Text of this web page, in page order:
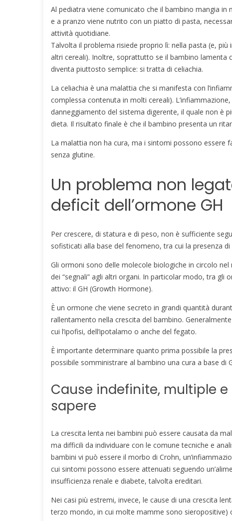
Al pediatra viene comunicato che il bambino mangia
e a pranzo viene nutrito con un piatto di pasta,
attività quotidiane.
Talvolta il problema risiede proprio lì: nella pasta (e,
altri cereali). Inoltre, soprattutto se il bambino lamenta
diventa piuttosto semplice: si tratta di celiachia.
La celiachia è una malattia che si manifesta con
complessa contenuta in molti cereali).
danneggiamento del sistema digerente, il quale non è
dieta. Il risultato finale è che il bambino presenta un
La malattia non ha cura, ma i sintomi possono essere
senza glutine.
Un problema non
deficit dell’ormone GH
Per crescere, di statura e di peso, non è sufficiente
sofisticati alla base del fenomeno, tra cui la presenza
Gli ormoni sono delle molecole biologiche in circolo
dei “segnali” agli altri organi. In particolar modo, tra gli
attivo: il GH (Growth Hormone).
È un ormone che viene secreto in grandi quantità
rallentamento nella crescita del bambino.
cui l’ipofisi, dell’ipotalamo o anche del fegato.
È importante determinare quanto prima possibile la
possibile somministrare al bambino una cura a base di
Cause indefinite, multiple
sapere
La crescita lenta nei bambini può essere causata da
ma difficili da individuare con le comune tecniche e
bambini vi può essere il morbo di Crohn,
cui sintomi possono essere attenuati seguendo
insufficienza renale e diabete, talvolta ereditari.
Nei casi più estremi, invece, le cause di una crescita
terzo mondo, in cui molte mamme sono sieropositive)